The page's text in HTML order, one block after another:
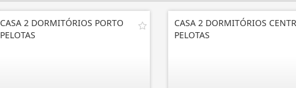
CASA 2 DORMITÓRIOS PORTO
PELOTAS
CASA 2 DORMITÓRIOS
PELOTAS